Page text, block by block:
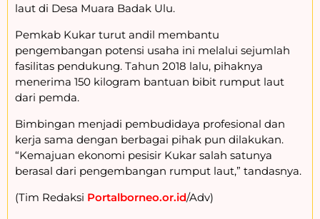
laut di Desa Muara Badak Ulu.
Pemkab Kukar turut andil membantu
pengembangan potensi usaha ini melalui sejumlah
fasilitas pendukung. Tahun 2018 lalu, pihaknya
menerima 150 kilogram bantuan bibit rumput laut
dari pemda.
Bimbingan menjadi pembudidaya profesional dan
kerja sama dengan berbagai pihak pun dilakukan.
“Kemajuan ekonomi pesisir Kukar salah satunya
berasal dari pengembangan rumput laut,” tandasnya.
(Tim Redaksi Portalborneo.or.id/Adv)